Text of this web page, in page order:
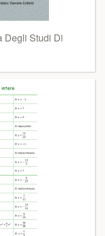
Degli Studi Di